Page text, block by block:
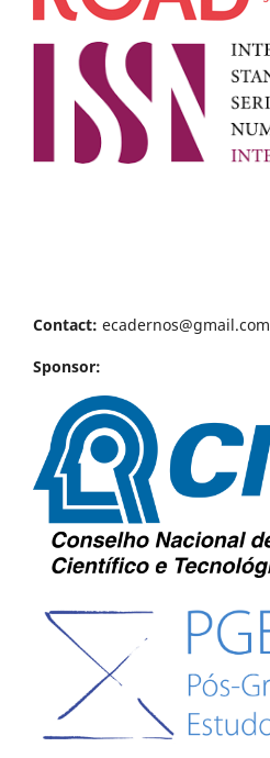
Contact: ecadernos@gmail.com
Sponsor: